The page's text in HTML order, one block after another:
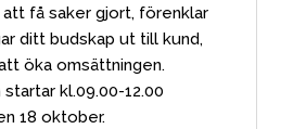
att få saker gjort, förenklar
ditt budskap ut till kund,
öka omsättningen.
kl.09.00-12.00
18 oktober.